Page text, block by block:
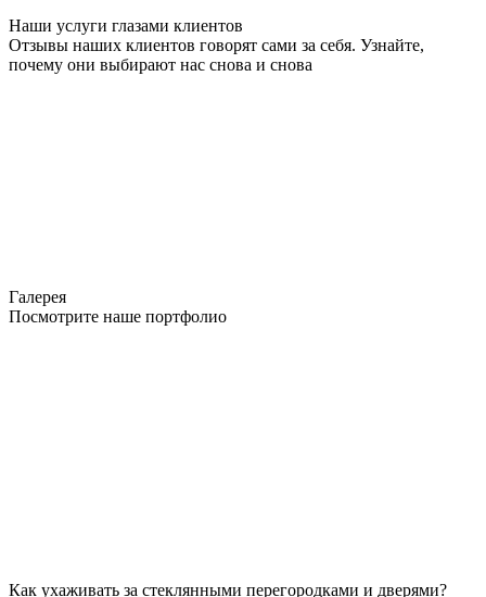
Наши услуги глазами клиентов
Отзывы наших клиентов говорят сами за себя. Узнайте,
почему они выбирают нас снова и снова
Галерея
Посмотрите наше портфолио
Как ухаживать за стеклянными перегородками и дверями?